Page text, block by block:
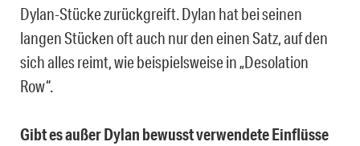
Dylan-Stücke zurückgreift. Dylan hat bei seinen
langen Stücken oft auch nur den einen Satz, auf den
sich alles reimt, wie beispielsweise in „Desolation
Row“.
Gibt es außer Dylan bewusst verwendete Einflüsse